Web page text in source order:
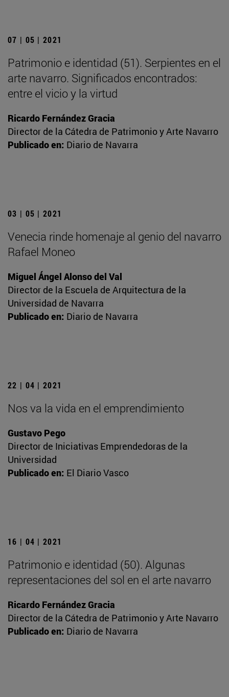
07 | 05 | 2021
Patrimonio e identidad (51). Serpientes en el
arte navarro. Significados encontrados:
entre el vicio y la virtud
Ricardo Fernández Gracia
Director de la Cátedra de Patrimonio y Arte Navarro
Publicado en: Diario de Navarra
03 | 05 | 2021
Venecia rinde homenaje al genio del navarro
Rafael Moneo
Miguel Ángel Alonso del Val
Director de la Escuela de Arquitectura de la
Universidad de Navarra
Publicado en: Diario de Navarra
22 | 04 | 2021
Nos va la vida en el emprendimiento
Gustavo Pego
Director de Iniciativas Emprendedoras de la
Universidad
Publicado en: El Diario Vasco
16 | 04 | 2021
Patrimonio e identidad (50). Algunas
representaciones del sol en el arte navarro
Ricardo Fernández Gracia
Director de la Cátedra de Patrimonio y Arte Navarro
Publicado en: Diario de Navarra